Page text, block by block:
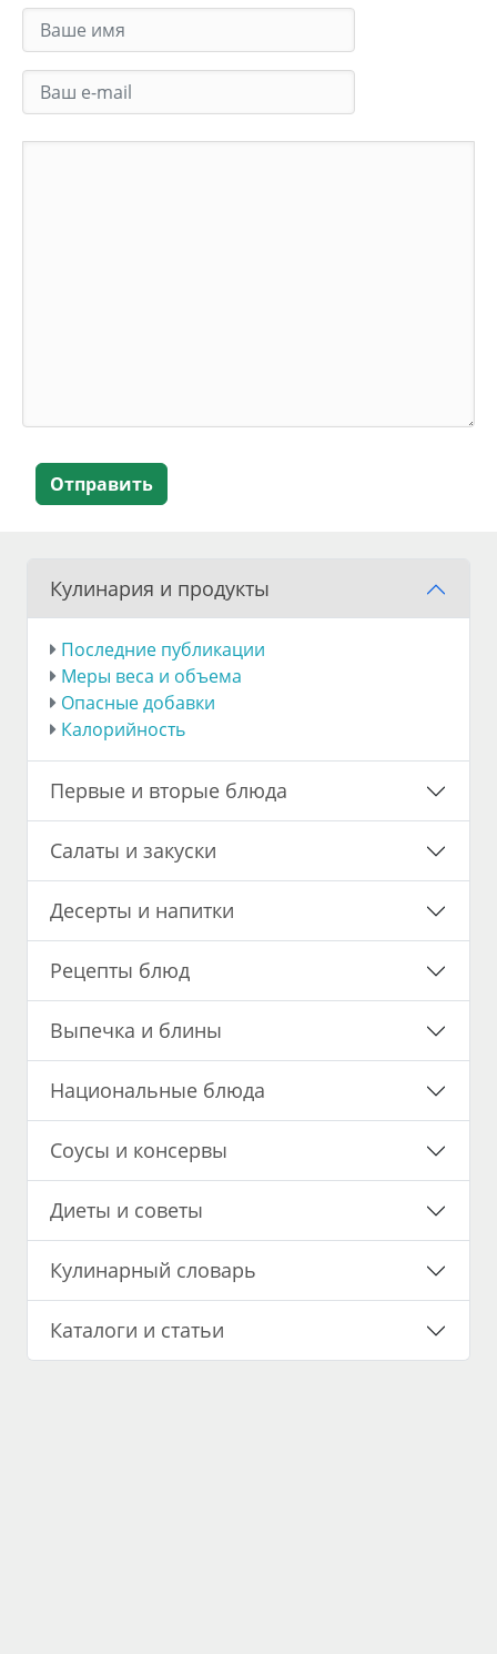
Отправить
Кулинария и продукты
Последние публикации
Меры веса и объема
Опасные добавки
Калорийность
Первые и вторые блюда
Салаты и закуски
Десерты и напитки
Рецепты блюд
Выпечка и блины
Национальные блюда
Соусы и консервы
Диеты и советы
Кулинарный словарь
Каталоги и статьи